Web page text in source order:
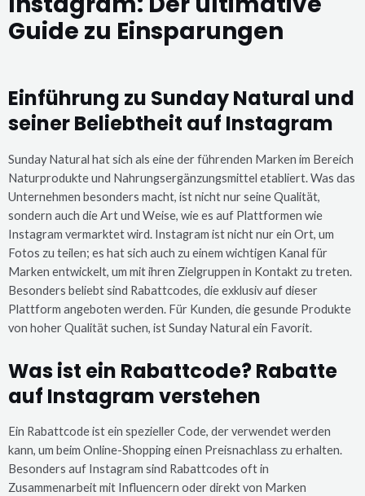
Guide zu Einsparungen
Einführung zu Sunday Natural und
seiner Beliebtheit auf Instagram
Sunday Natural hat sich als eine der führenden Marken im Bereich
Naturprodukte und Nahrungsergänzungsmittel etabliert. Was das
Unternehmen besonders macht, ist nicht nur seine Qualität,
sondern auch die Art und Weise, wie es auf Plattformen wie
Instagram vermarktet wird. Instagram ist nicht nur ein Ort, um
Fotos zu teilen; es hat sich auch zu einem wichtigen Kanal für
Marken entwickelt, um mit ihren Zielgruppen in Kontakt zu treten.
Besonders beliebt sind Rabattcodes, die exklusiv auf dieser
Plattform angeboten werden. Für Kunden, die gesunde Produkte
von hoher Qualität suchen, ist Sunday Natural ein Favorit.
Was ist ein Rabattcode? Rabatte
auf Instagram verstehen
Ein Rabattcode ist ein spezieller Code, der verwendet werden
kann, um beim Online-Shopping einen Preisnachlass zu erhalten.
Besonders auf Instagram sind Rabattcodes oft in
Zusammenarbeit mit Influencern oder direkt von Marken